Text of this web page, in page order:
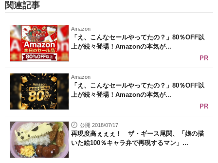
関連記事
Amazon
「え、こんなセールやってたの？」80％OFF以
上が続々登場！Amazonの本気が...
PR
Amazon
「え、こんなセールやってたの？」80％OFF以
上が続々登場！Amazonの本気が...
PR
公開 2018/07/17
再現度高ぇぇぇ！ ザ・ギース尾関、「娘の描
いた絵100％キャラ弁で再現するマン」...